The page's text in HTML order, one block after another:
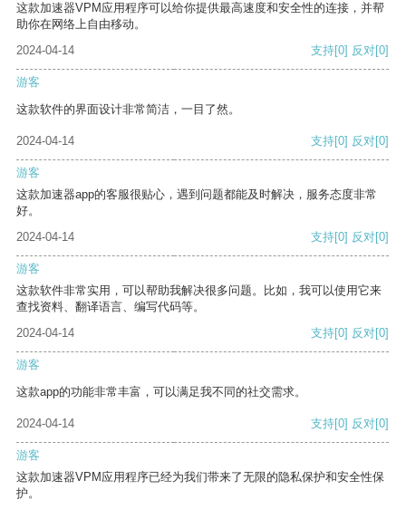
这款加速器VPM应用程序可以给你提供最高速度和安全性的连接，并帮
助你在网络上自由移动。
2024-04-14
支持[0] 反对[0]
游客
这款软件的界面设计非常简洁，一目了然。
2024-04-14 支持[0] 反对[0]
游客
这款加速器app的客服很贴心，遇到问题都能及时解决，服务态度非常
好。
2024-04-14
支持[0] 反对[0]
游客
这款软件非常实用，可以帮助我解决很多问题。比如，我可以使用它来
查找资料、翻译语言、编写代码等。
2024-04-14
支持[0] 反对[0]
游客
这款app的功能非常丰富，可以满足我不同的社交需求。
2024-04-14 支持[0] 反对[0]
游客
这款加速器VPM应用程序已经为我们带来了无限的隐私保护和安全性保
护。